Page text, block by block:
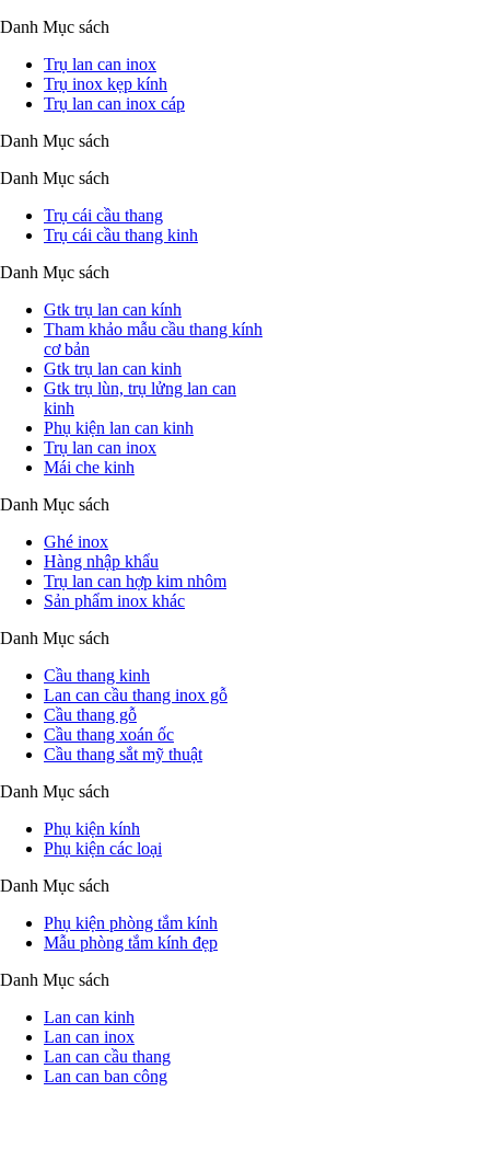
Danh Mục sách
Trụ lan can inox
Trụ inox kẹp kính
Trụ lan can inox cáp
Danh Mục sách
Danh Mục sách
Trụ cái cầu thang
Trụ cái cầu thang kinh
Danh Mục sách
Gtk trụ lan can kính
Tham khảo mẫu cầu thang kính
cơ bản
Gtk trụ lan can kinh
Gtk trụ lùn, trụ lửng lan can
kinh
Phụ kiện lan can kinh
Trụ lan can inox
Mái che kinh
Danh Mục sách
Ghé inox
Hàng nhập khẩu
Trụ lan can hợp kim nhôm
Sản phẩm inox khác
Danh Mục sách
Cầu thang kinh
Lan can cầu thang inox gỗ
Cầu thang gỗ
Cầu thang xoán ốc
Cầu thang sắt mỹ thuật
Danh Mục sách
Phụ kiện kính
Phụ kiện các loại
Danh Mục sách
Phụ kiện phòng tắm kính
Mẫu phòng tắm kính đẹp
Danh Mục sách
Lan can kinh
Lan can inox
Lan can cầu thang
Lan can ban công